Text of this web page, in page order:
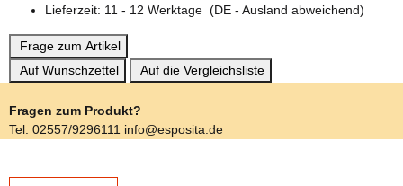
Lieferzeit: 11 - 12 Werktage (DE - Ausland abweichend)
Frage zum Artikel
Auf Wunschzettel
Auf die Vergleichsliste
Fragen zum Produkt?
Tel: 02557/9296111 info@esposita.de